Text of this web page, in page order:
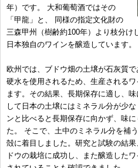
年）です。 大和葡萄酒ではその
「甲龍」と、 同様の指定文化財の
三森甲州（樹齢約100年）より枝分け
日本独自のワインを醸造しています。
欧州では、ブドウ畑の土壌が石灰質
硬水を使用されるため、生産される
ます。その結果、長期保存に適し、
して日本の土壌にはミネラル分が少
ンと比べると長期保存に向かず、味
た。 そこで、土中のミネラル分を補
殻に着目しました。研究と試験の結
ドウの栽培に成功し、また醸造した